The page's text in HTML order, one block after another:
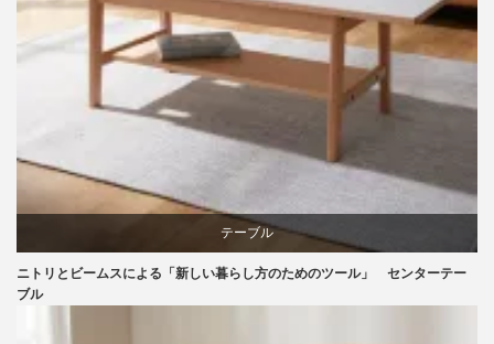
テーブル
ニトリとビームスによる「新しい暮らし方のためのツール」 センターテー
ブル